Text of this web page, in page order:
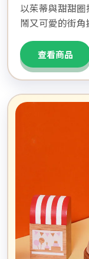
以茱蒂與甜甜
鬧又可愛的街角
查看商品